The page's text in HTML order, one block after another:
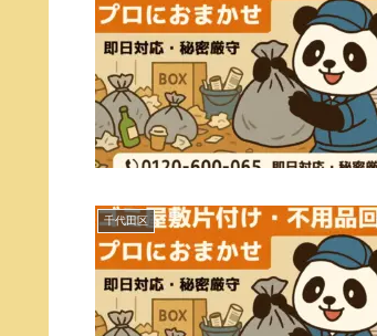
千代田区